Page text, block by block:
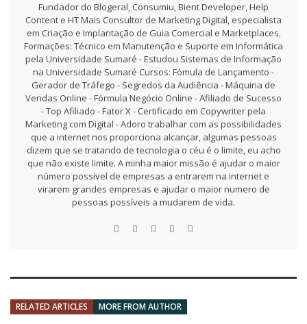
Fundador do Blogeral, Consumiu, Bient Developer, Help
Content e HT Mais Consultor de Marketing Digital, especialista
em Criação e Implantação de Guia Comercial e Marketplaces.
Formações: Técnico em Manutenção e Suporte em Informática
pela Universidade Sumaré - Estudou Sistemas de Informação
na Universidade Sumaré Cursos: Fómula de Lançamento -
Gerador de Tráfego - Segredos da Audiência - Máquina de
Vendas Online - Fórmula Negócio Online - Afiliado de Sucesso
- Top Afiliado - Fator X - Certificado em Copywriter pela
Marketing com Digital - Adoro trabalhar com as possibilidades
que a internet nos proporciona alcançar, algumas pessoas
dizem que se tratando de tecnologia o céu é o limite, eu acho
que não existe limite. A minha maior missão é ajudar o maior
número possível de empresas a entrarem na internet e
virarem grandes empresas e ajudar o maior numero de
pessoas possíveis a mudarem de vida.
RELATED ARTICLES MORE FROM AUTHOR